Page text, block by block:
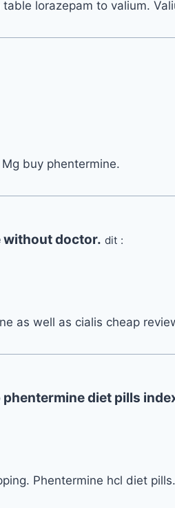
lorazepam to valium.
buy phentermine.
without doctor. dit :
as well as cialis cheap
diet pills
Phentermine hcl diet pills.